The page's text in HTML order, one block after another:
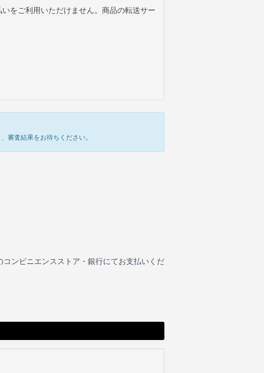
をご利用いただけません。商品の転送サー
審査結果をお待ちください。
ンビニエンスストア・銀行にてお支払いくだ